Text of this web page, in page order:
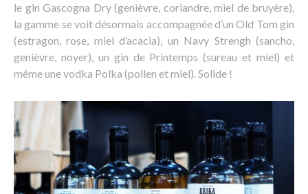
le gin Gascogna Dry (genièvre, coriandre, miel de bruyère),
la gamme se voit désormais accompagnée d’un Old Tom gin
(estragon, rose, miel d’acacia), un Navy Strengh (sancho,
genièvre, noyer), un gin de Printemps (sureau et miel) et
même une vodka Polka (pollen et miel). Solide !